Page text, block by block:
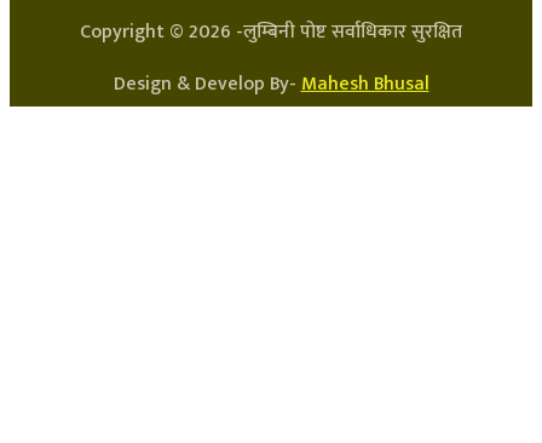
Copyright ©2026 -लुम्बिनी पोष्ट सर्वाधिकार सुरक्षित
Design & Develop By-Mahesh Bhusal